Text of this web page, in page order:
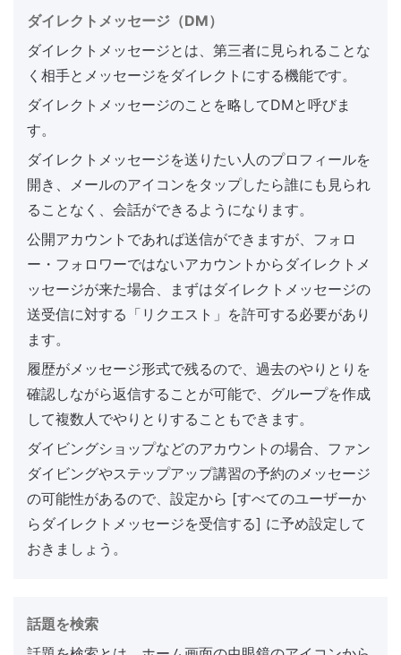
ダイレクトメッセージ（DM）
ダイレクトメッセージとは、第三者に見られることな
く相手とメッセージをダイレクトにする機能です。
ダイレクトメッセージのことを略してDMと呼びま
す。
ダイレクトメッセージを送りたい人のプロフィールを
開き、メールのアイコンをタップしたら誰にも見られ
ることなく、会話ができるようになります。
公開アカウントであれば送信ができますが、フォロ
ー・フォロワーではないアカウントからダイレクトメ
ッセージが来た場合、まずはダイレクトメッセージの
送受信に対する「リクエスト」を許可する必要があり
ます。
履歴がメッセージ形式で残るので、過去のやりとりを
確認しながら返信することが可能で、グループを作成
して複数人でやりとりすることもできます。
ダイビングショップなどのアカウントの場合、ファン
ダイビングやステップアップ講習の予約のメッセージ
の可能性があるので、設定から [すべてのユーザーか
らダイレクトメッセージを受信する] に予め設定して
おきましょう。
話題を検索